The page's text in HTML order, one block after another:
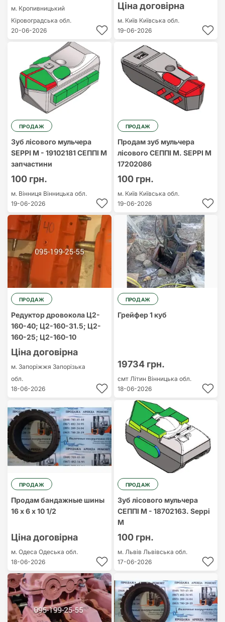
м. Кропивницький
Кіровоградська обл.
20-06-2026
Ціна договірна
м. Київ Київська обл.
19-06-2026
ПРОДАЖ
Зуб лісового мульчера
SEPPI M - 19102181 СЕППІ М
запчастини
100 грн.
м. Вінниця Вінницька обл.
19-06-2026
ПРОДАЖ
Продам зуб мульчера
лісового СЕППІ М. SEPPI M
17202086
100 грн.
м. Київ Київська обл.
19-06-2026
ПРОДАЖ
Редуктор дровокола Ц2-
160-40; Ц2-160-31.5; Ц2-
160-25; Ц2-160-10
Ціна договірна
м. Запоріжжя Запорізька
обл.
18-06-2026
ПРОДАЖ
Грейфер 1 куб
19734 грн.
смт Літин Вінницька обл.
18-06-2026
ПРОДАЖ
Продам бандажные шины
16 х 6 х 10 1/2
Ціна договірна
м. Одеса Одеська обл.
18-06-2026
ПРОДАЖ
Зуб лісового мульчера
СЕППІ М - 18702163. Seppi
M
100 грн.
м. Львів Львівська обл.
17-06-2026